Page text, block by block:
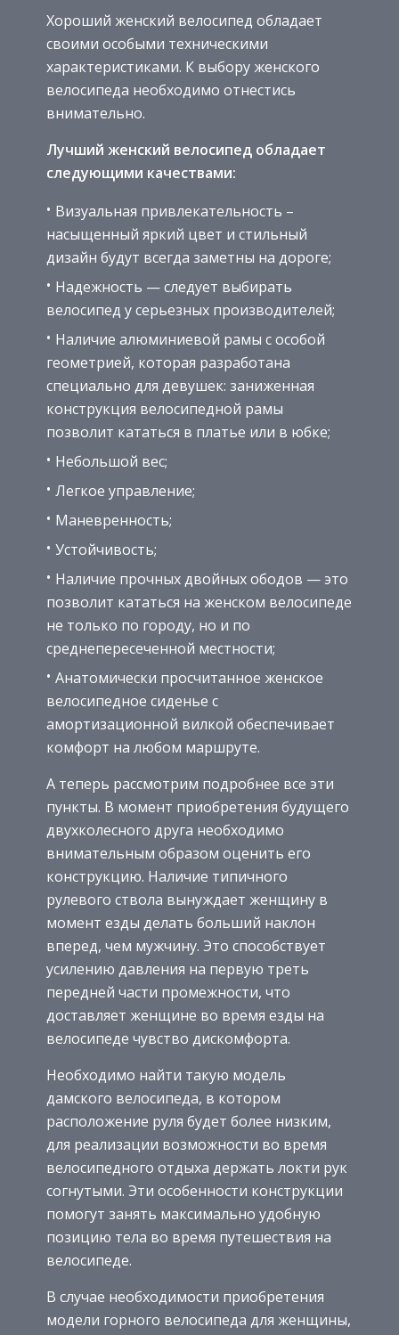
Хороший женский велосипед обладает
своими особыми техническими
характеристиками. К выбору женского
велосипеда необходимо отнестись
внимательно.
Лучший женский велосипед обладает
следующими качествами:
Визуальная привлекательность –
насыщенный яркий цвет и стильный
дизайн будут всегда заметны на дороге;
Надежность — следует выбирать
велосипед у серьезных производителей;
Наличие алюминиевой рамы с особой
геометрией, которая разработана
специально для девушек: заниженная
конструкция велосипедной рамы
позволит кататься в платье или в юбке;
Небольшой вес;
Легкое управление;
Маневренность;
Устойчивость;
Наличие прочных двойных ободов — это
позволит кататься на женском велосипеде
не только по городу, но и по
среднепересеченной местности;
Анатомически просчитанное женское
велосипедное сиденье с
амортизационной вилкой обеспечивает
комфорт на любом маршруте.
А теперь рассмотрим подробнее все эти
пункты. В момент приобретения будущего
двухколесного друга необходимо
внимательным образом оценить его
конструкцию. Наличие типичного
рулевого ствола вынуждает женщину в
момент езды делать больший наклон
вперед, чем мужчину. Это способствует
усилению давления на первую треть
передней части промежности, что
доставляет женщине во время езды на
велосипеде чувство дискомфорта.
Необходимо найти такую модель
дамского велосипеда, в котором
расположение руля будет более низким,
для реализации возможности во время
велосипедного отдыха держать локти рук
согнутыми. Эти особенности конструкции
помогут занять максимально удобную
позицию тела во время путешествия на
велосипеде.
В случае необходимости приобретения
модели горного велосипеда для женщины,